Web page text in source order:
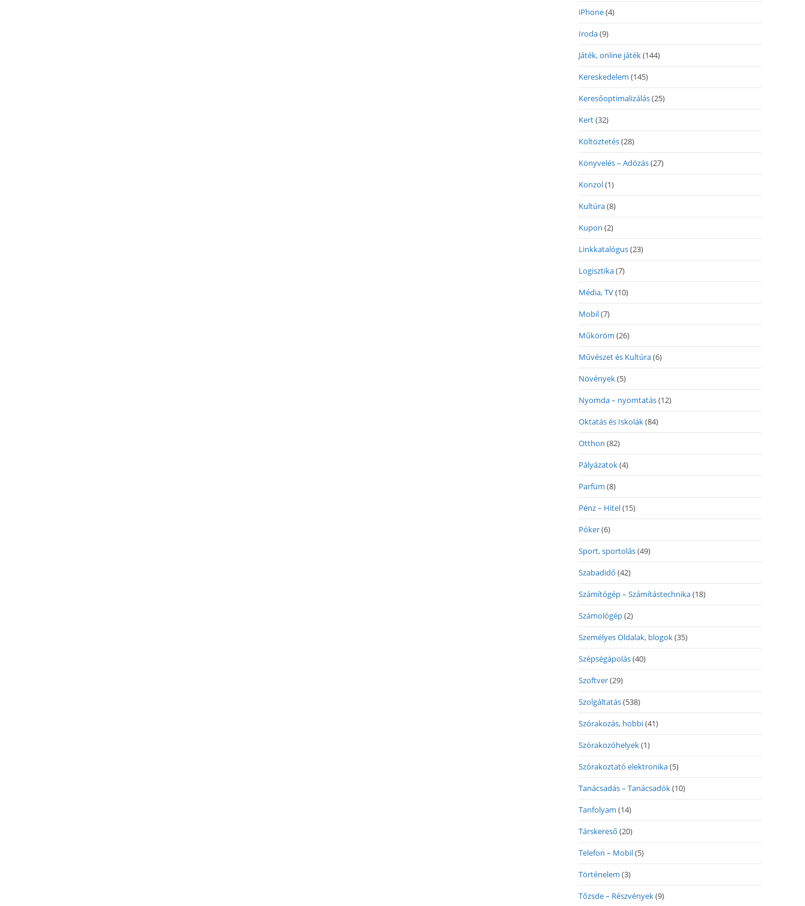
iPhone(4)
Iroda(9)
Játék, online játék(144)
Kereskedelem (145)
Keresőoptimalizálás(25)
Kert(32)
Költöztetés(28)
Könyvelés – Adózás(27)
Konzol(1)
Kultúra(8)
Kupon (2)
Linkkatalógus(23)
Logisztika(7)
Média, TV(10)
Mobil(7)
Műköröm (26)
Művészet és Kultúra(6)
Növények(5)
Nyomda – nyomtatás(12)
Oktatás és Iskolák(84)
Otthon (82)
Pályázatok(4)
Parfüm (8)
Pénz – Hitel(15)
Póker(6)
Sport, sportolás(49)
Szabadidő (42)
Számítógép – Számítástechnika(18)
Számológép(2)
Személyes Oldalak, blogok(35)
Szépségápolás(40)
Szoftver(29)
Szolgáltatás(538)
Szórakozás, hobbi(41)
Szórakozóhelyek(1)
Szórakoztató elektronika(5)
Tanácsadás – Tanácsadók(10)
Tanfolyam (14)
Társkereső (20)
Telefon – Mobil(5)
Történelem (3)
Tőzsde – Részvények(9)